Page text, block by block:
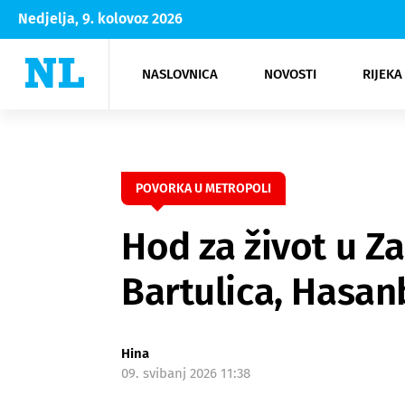
Nedjelja, 9. kolovoz 2026
NASLOVNICA NOVOSTI
Rijeka Opatija
NK
Moda
Kultura
POVORKA U METROPOLI
Hod za život u
Bartulica,
Hina
09. svibanj 2026 11:38